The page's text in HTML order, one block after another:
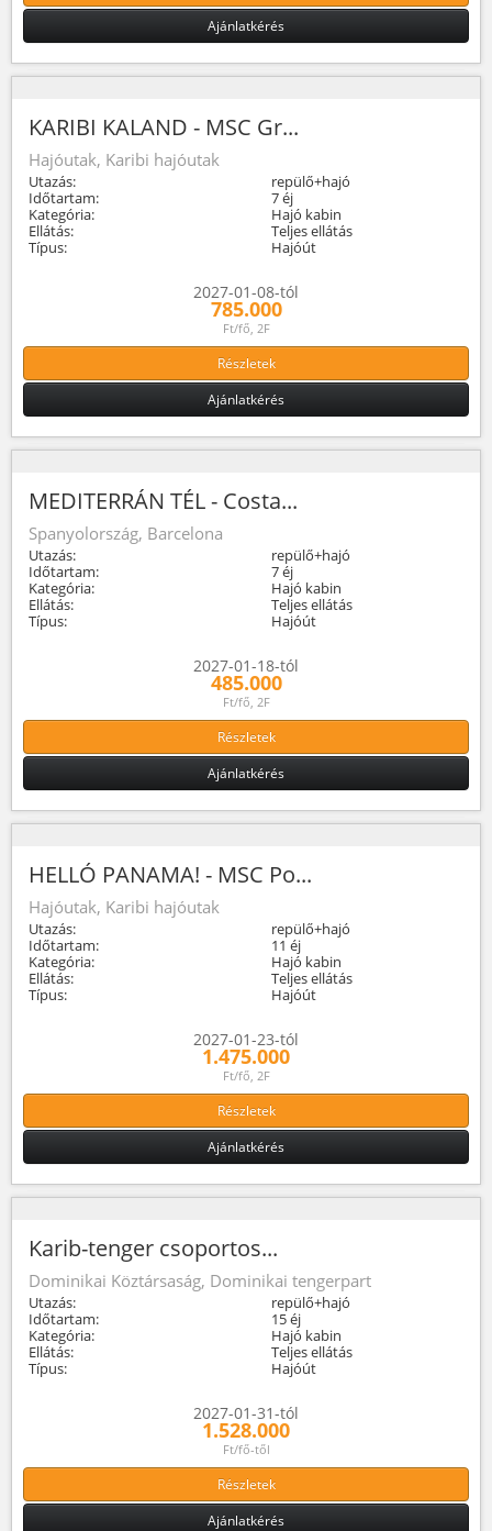
Ajánlatkérés
KARIBI KALAND - MSC Gr...
Hajóutak, Karibi hajóutak
Utazás:
repülő+hajó
Időtartam:
7 éj
Kategória:
Hajó kabin
Ellátás:
Teljes ellátás
Típus:
Hajóút
2027-01-08-tól
785.000
Ft/fő, 2F
Részletek
Ajánlatkérés
MEDITERRÁN TÉL - Costa...
Spanyolország, Barcelona
Utazás:
repülő+hajó
Időtartam:
7 éj
Kategória:
Hajó kabin
Ellátás:
Teljes ellátás
Típus:
Hajóút
2027-01-18-tól
485.000
Ft/fő, 2F
Részletek
Ajánlatkérés
HELLÓ PANAMA! - MSC Po...
Hajóutak, Karibi hajóutak
Utazás:
repülő+hajó
Időtartam:
11 éj
Kategória:
Hajó kabin
Ellátás:
Teljes ellátás
Típus:
Hajóút
2027-01-23-tól
1.475.000
Ft/fő, 2F
Részletek
Ajánlatkérés
Karib-tenger csoportos...
Dominikai Köztársaság, Dominikai tengerpart
Utazás:
repülő+hajó
Időtartam:
15 éj
Kategória:
Hajó kabin
Ellátás:
Teljes ellátás
Típus:
Hajóút
2027-01-31-tól
1.528.000
Ft/fő-től
Részletek
Ajánlatkérés